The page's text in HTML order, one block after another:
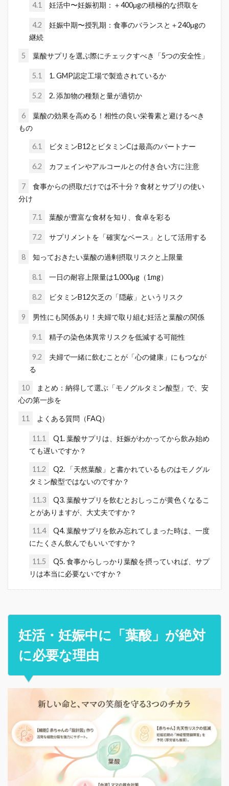
4.1 妊活中〜妊娠初期：＋400μgの積極的な摂取を
4.2
妊娠中期〜授乳期：食事のバランスと＋240μgの
継続
5 葉酸サプリを選ぶ際にチェックすべき「5つの安全性」
5.1 1. GMP認定工場で製造されているか
5.2 2. 添加物の種類と量が適切か
6
葉酸の効果を高める！相性の良い栄養素と避けるべき
もの
6.1 ビタミンB12とビタミンCは最高のパートナー
6.2 カフェインやアルコールとの付き合い方に注意
7
食事からの摂取だけでは不十分？食材とサプリの使い
分け
7.1 葉酸が豊富な食材を知り、食卓を彩る
7.2 サプリメントを「確実なベース」として活用する
8 知っておきたい葉酸の過剰摂取リスクと上限量
8.1 一日の耐容上限量は1,000μg（1mg）
8.2 ビタミンB12欠乏の「隠蔽」というリスク
9 男性にも関係あり！夫婦で取り組む妊活と葉酸の関係
9.1 精子の染色体異常リスクを低減する可能性
9.2
夫婦で一緒に飲むことが「心の健康」にもつなが
る
10
まとめ：納得して選ぶ「モノグルタミン酸型」で、安
心の第一歩を
11 よくある質問（FAQ）
11.1
Q1. 葉酸サプリは、妊娠がわかってから飲み始め
ても遅いですか？
11.2
Q2. 「天然葉酸」と書かれているものはモノグル
タミン酸型ではないのですか？
11.3
Q3. 葉酸サプリを飲むとおしっこが黄色くなるこ
とがありますが、大丈夫ですか？
11.4
Q4. 葉酸サプリを飲み忘れてしまった時は、一度
にたくさん飲んでもいいですか？
11.5
Q5. 食事からしっかり葉酸を摂っていれば、サプ
リは本当に必要ないですか？
妊活・妊娠中に「葉酸」が絶対
に必要な理由